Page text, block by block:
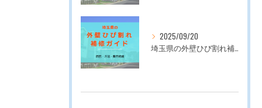
2025/09/20
埼玉県の外壁ひび割れ補修ガイド｜原因・方法・費用相場